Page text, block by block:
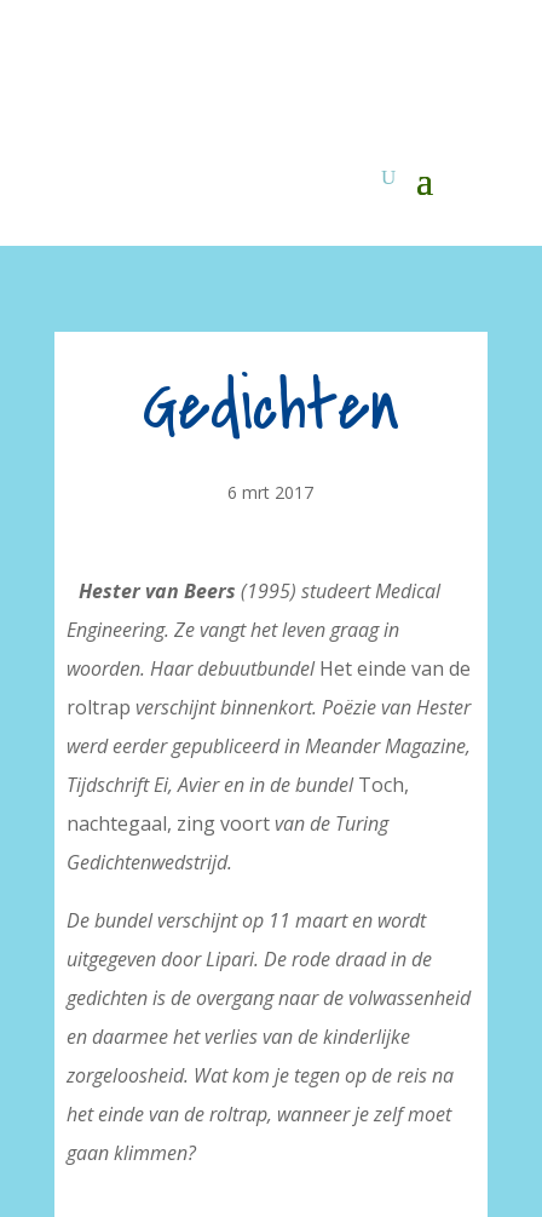
Gedichten
6 mrt 2017
Hester van Beers (1995) studeert Medical
Engineering. Ze vangt het leven graag in
woorden. Haar debuutbundelHet einde van de
roltrap verschijnt binnenkort. Poëzie van Hester
werd eerder gepubliceerd in Meander Magazine,
Tijdschrift Ei, Avier en in de bundelToch,
nachtegaal, zing voortvan de Turing
Gedichtenwedstrijd.
De bundel verschijnt op 11 maart en wordt
uitgegeven door Lipari. De rode draad in de
gedichten is de overgang naar de volwassenheid
en daarmee het verlies van de kinderlijke
zorgeloosheid. Wat kom je tegen op de reis na
het einde van de roltrap, wanneer je zelf moet
gaan klimmen?